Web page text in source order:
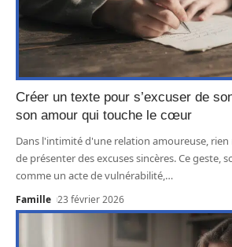
Créer un texte pour s’excuser de
son amour qui touche le cœur
Dans l'intimité d'une relation amoureuse, rien
de présenter des excuses sincères. Ce geste,
comme un acte de vulnérabilité,…
Famille 23 février 2026